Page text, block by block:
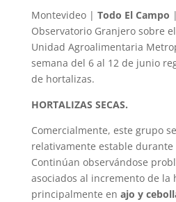
Montevideo | Todo El Campo
Observatorio Granjero sobre
Unidad Agroalimentaria
semana del 6 al 12 de junio
de hortalizas.
HORTALIZAS SECAS.
Comercialmente, este grupo
relativamente estable
Continúan observándose
asociados al incremento de
principalmente en ajo y